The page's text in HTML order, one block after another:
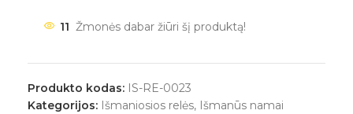
11 Žmonės dabar žiūri šį produktą!
Produkto kodas: IS-RE-0023
Kategorijos: Išmaniosios relės, Išmanūs namai